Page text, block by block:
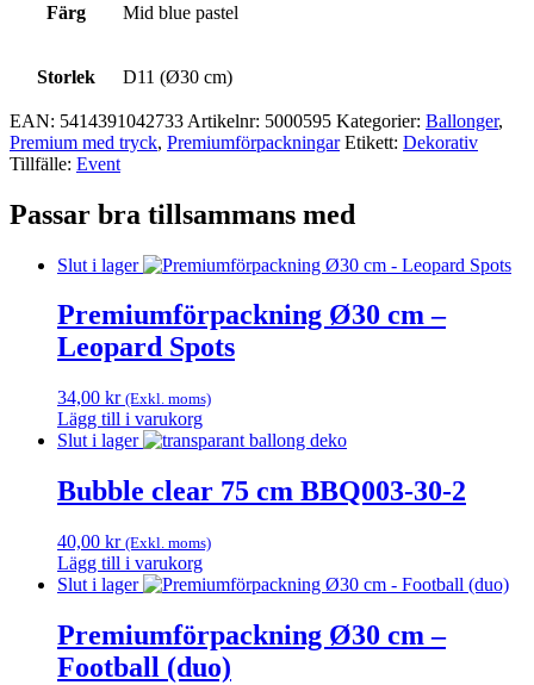
Färg Mid blue pastel
Storlek D11 (Ø30 cm)
EAN: 5414391042733 Artikelnr: 5000595 Kategorier: Ballonger,
Premium med tryck, Premium­förpackningar Etikett: Dekorativ
Tillfälle: Event
Passar bra tillsammans med
Slut i lager
Premiumförpackning Ø30 cm –
Leopard Spots
34,00 kr (Exkl. moms)
Lägg till i varukorg
Slut i lager
Bubble clear 75 cm BBQ003-30-2
40,00 kr (Exkl. moms)
Lägg till i varukorg
Slut i lager
Premiumförpackning Ø30 cm –
Football (duo)